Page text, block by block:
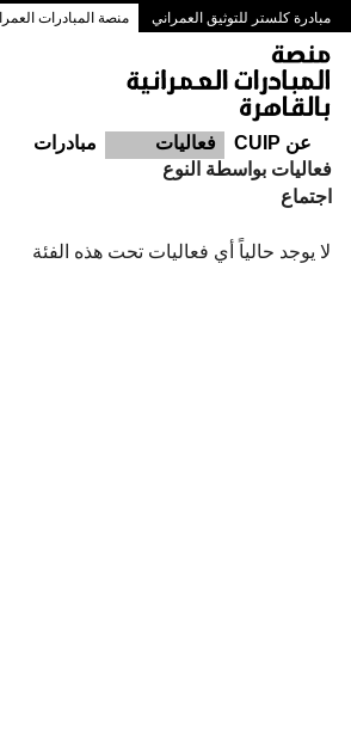
مبادرة كلستر للتوثيق العمراني منصة المبادرات
ممرات وسط البلد بالقاهرة
عن CUIP فعاليات مبادرات
فعاليات بواسطة النوع
اجتماع
لا يوجد حالياً أي فعاليات تحت هذه الفئة